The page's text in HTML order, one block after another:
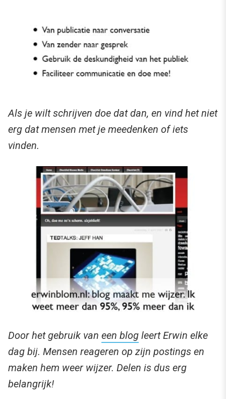
Als je wilt schrijven doe dat dan, en vind het niet
erg dat mensen met je meedenken of iets
vinden.
Door het gebruik van een blog leert Erwin elke
dag bij. Mensen reageren op zijn postings en
maken hem weer wijzer. Delen is dus erg
belangrijk!